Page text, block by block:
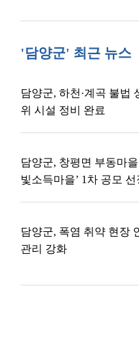
'담양군' 최근 뉴스
담양군, 하천·계곡 불법
위 시설 정비 완료
담양군, 창평면 부동마을
빛소득마을’ 1차 공모 선
담양군, 폭염 취약 현장
관리 강화